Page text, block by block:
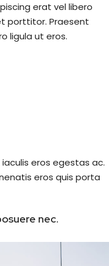
erat vel libero
porttitor. Praesent
ligula ut eros.
eros egestas ac.
eros quis porta
nec.